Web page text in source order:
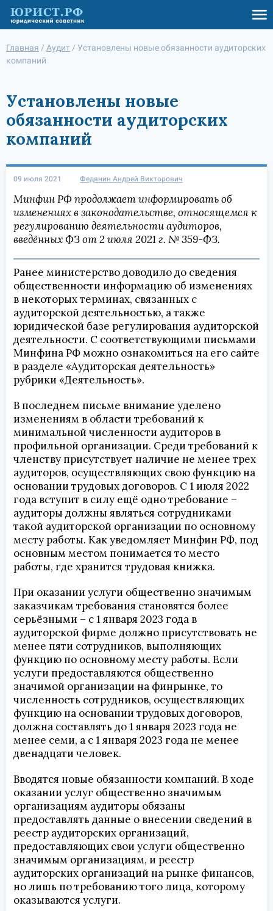
Главная / Аудит / Установлены новые обязанности аудиторских
компаний
Установлены новые
обязанности аудиторских
компаний
09 июля 2021 Федянин Андрей Викторович
Минфин РФ продолжает информировать об
изменениях в законодательстве, относящемся к
регулированию деятельности аудиторов,
введённых ФЗ от 2 июля 2021 г. № 359-ФЗ.
Ранее министерство доводило до сведения
общественности информацию об изменениях
в некоторых терминах, связанных с
аудиторской деятельностью, а также
юридической базе регулирования аудиторской
деятельности. С соответствующими письмами
Минфина РФ можно ознакомиться на его сайте
в разделе «Аудиторская деятельность»
рубрики «Деятельность».
В последнем письме внимание уделено
изменениям в области требований к
минимальной численности аудиторов в
профильной организации. Среди требований к
членству присутствует наличие не менее трех
аудиторов, осуществляющих свою функцию на
основании трудовых договоров. С 1 июля 2022
года вступит в силу ещё одно требование –
аудиторы должны являться сотрудниками
такой аудиторской организации по основному
месту работы. Как уведомляет Минфин РФ, под
основным местом понимается то место
работы, где хранится трудовая книжка.
При оказании услуги общественно значимым
заказчикам требования становятся более
серьёзными – с 1 января 2023 года в
аудиторской фирме должно присутствовать не
менее пяти сотрудников, выполняющих
функцию по основному месту работы. Если
услуги предоставляются общественно
значимой организации на финрынке, то
численность сотрудников, осуществляющих
функцию на основании трудовых договоров,
должна составлять до 1 января 2023 года не
менее семи, а с 1 января 2023 года не менее
двенадцати человек.
Вводятся новые обязанности компаний. В ходе
оказании услуг общественно значимым
организациям аудиторы обязаны
предоставлять данные о внесении сведений в
реестр аудиторских организаций,
предоставляющих свои услуги общественно
значимым организациям, и реестр
аудиторских организаций на рынке финансов,
но лишь по требованию того лица, которому
оказываются услуги.